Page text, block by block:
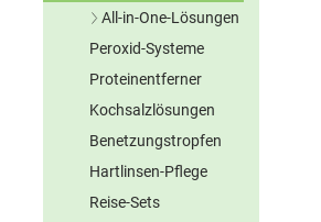
Braune Kontaktlinsen
Sonstige Farblinsen
All-in-One-Lösungen
Ohne Konserv.
Peroxid-Systeme
Proteinentferner
Kochsalzlösungen
Benetzungstropfen
Hartlinsen-Pflege
Reise-Sets